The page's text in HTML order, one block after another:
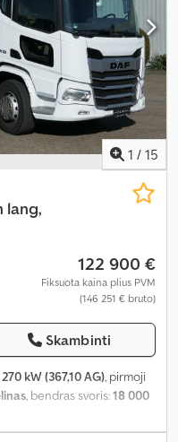
1 / 15
lang,
122 900 €
Fiksuota kaina plius PVM
(146 251 € bruto)
Skambinti
270 kW (367,10 AG), pirmoji
, bendras svoris:18 000
plotis:2 600 mm,